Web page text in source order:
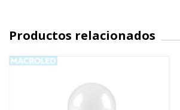
Productos relacionados